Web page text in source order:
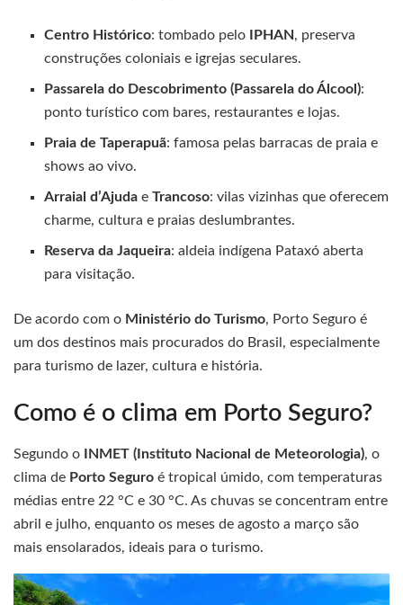
Centro Histórico: tombado pelo IPHAN, preserva
construções coloniais e igrejas seculares.
Passarela do Descobrimento (Passarela do Álcool):
ponto turístico com bares, restaurantes e lojas.
Praia de Taperapuã: famosa pelas barracas de praia e
shows ao vivo.
Arraial d’Ajuda eTrancoso: vilas vizinhas que oferecem
charme, cultura e praias deslumbrantes.
Reserva da Jaqueira: aldeia indígena Pataxó aberta
para visitação.
De acordo com o Ministério do Turismo, Porto Seguro é
um dos destinos mais procurados do Brasil, especialmente
para turismo de lazer, cultura e história.
Como é o clima em Porto Seguro?
Segundo o INMET (Instituto Nacional de Meteorologia), o
clima de Porto Seguro é tropical úmido, com temperaturas
médias entre 22 °C e 30 °C. As chuvas se concentram entre
abril e julho, enquanto os meses de agosto a março são
mais ensolarados, ideais para o turismo.